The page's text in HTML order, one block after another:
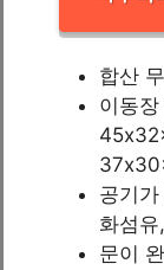
합산
이동
공기
화섬
문이